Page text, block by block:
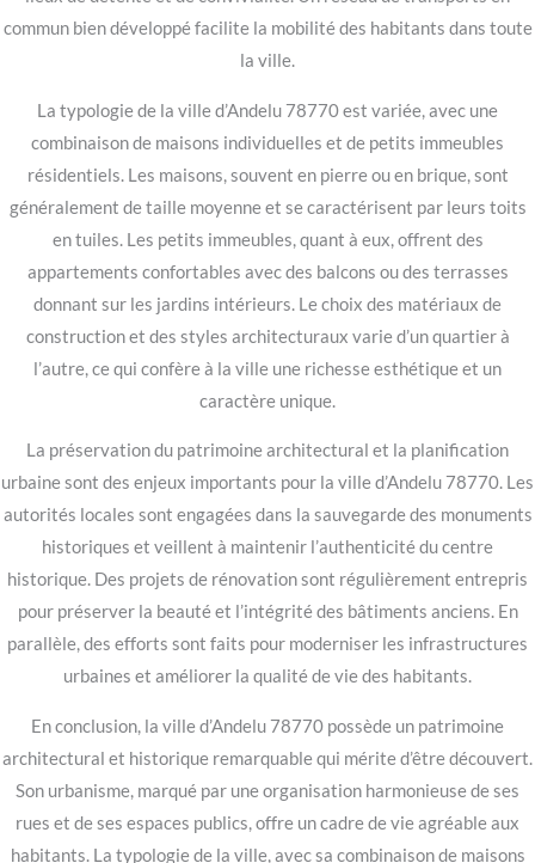
commun bien développé facilite la mobilité des habitants dans toute
la ville.
La typologie de la ville d’Andelu 78770 est variée, avec une
combinaison de maisons individuelles et de petits immeubles
résidentiels. Les maisons, souvent en pierre ou en brique, sont
généralement de taille moyenne et se caractérisent par leurs toits
en tuiles. Les petits immeubles, quant à eux, offrent des
appartements confortables avec des balcons ou des terrasses
donnant sur les jardins intérieurs. Le choix des matériaux de
construction et des styles architecturaux varie d’un quartier à
l’autre, ce qui confère à la ville une richesse esthétique et un
caractère unique.
La préservation du patrimoine architectural et la planification
urbaine sont des enjeux importants pour la ville d’Andelu 78770. Les
autorités locales sont engagées dans la sauvegarde des monuments
historiques et veillent à maintenir l’authenticité du centre
historique. Des projets de rénovation sont régulièrement entrepris
pour préserver la beauté et l’intégrité des bâtiments anciens. En
parallèle, des efforts sont faits pour moderniser les infrastructures
urbaines et améliorer la qualité de vie des habitants.
En conclusion, la ville d’Andelu 78770 possède un patrimoine
architectural et historique remarquable qui mérite d’être découvert.
Son urbanisme, marqué par une organisation harmonieuse de ses
rues et de ses espaces publics, offre un cadre de vie agréable aux
habitants. La typologie de la ville, avec sa combinaison de maisons